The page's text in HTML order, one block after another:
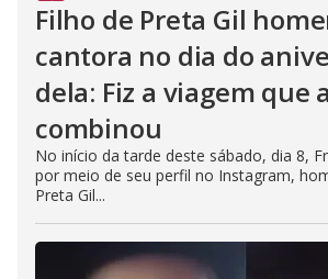
Filho de Preta Gil
cantora no dia do
dela: Fiz a viagem que
combinou
No início da tarde deste sábado, dia 8,
por meio de seu perfil no Instagram,
Preta Gil...